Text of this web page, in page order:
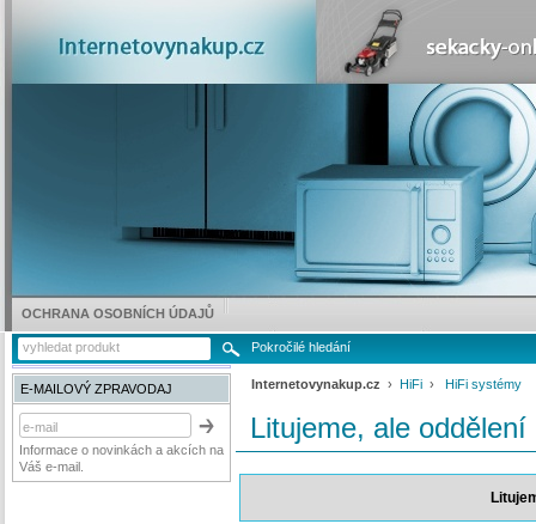
Internetovynakup.cz › HiFi › HiFi systémy
Litujeme, ale oddělení
E-MAILOVÝ ZPRAVODAJ
Informace o novinkách a akcích na
Váš e-mail.
Pokročilé hledání
OCHRANA OSOBNÍCH ÚDAJŮ